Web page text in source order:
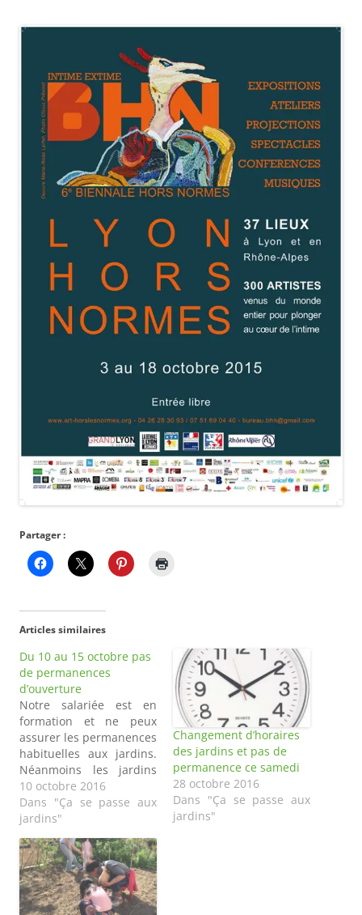
Partager :
Articles similaires
Du 10 au 15 octobre pas
de permanences
d’ouverture
Notre salariée est en
formation et ne peux
assurer les permanences
habituelles aux jardins.
Néanmoins les jardins
seront bien ouverts par
les bénévoles le samedi
15 octobre de 10h à 12h
jardinage !
10 octobre 2016
Dans "Ça se passe aux
jardins"
Changement d’horaires
des jardins et pas de
permanence ce samedi
28 octobre 2016
Dans "Ça se passe aux
jardins"